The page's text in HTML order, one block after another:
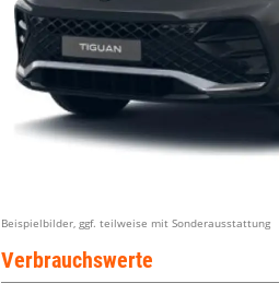
Beispielbilder, ggf. teilweise mit Sonderausstattung
Verbrauchswerte